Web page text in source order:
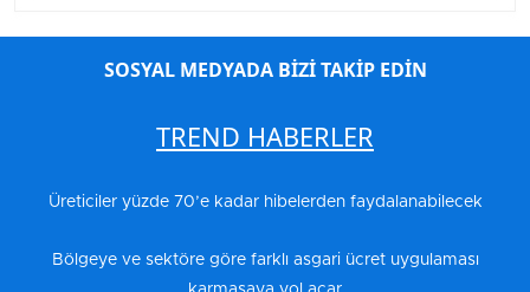
SOSYAL MEDYADA BİZİ TAKİP EDİN
TREND HABERLER
Üreticiler yüzde 70’e kadar hibelerden faydalanabilecek
Bölgeye ve sektöre göre farklı asgari ücret uygulaması